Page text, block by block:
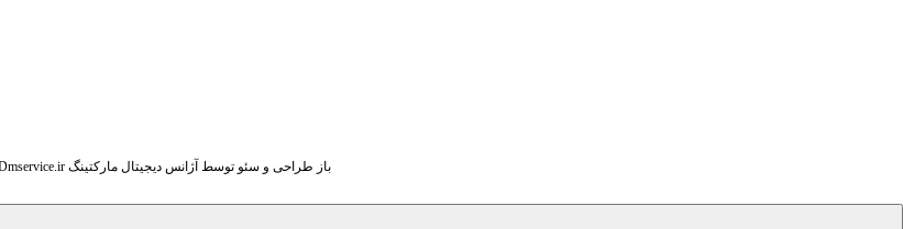
باز طراحی و سئو توسط آژانس دیجیتال مارکتینگ Dmservice.ir